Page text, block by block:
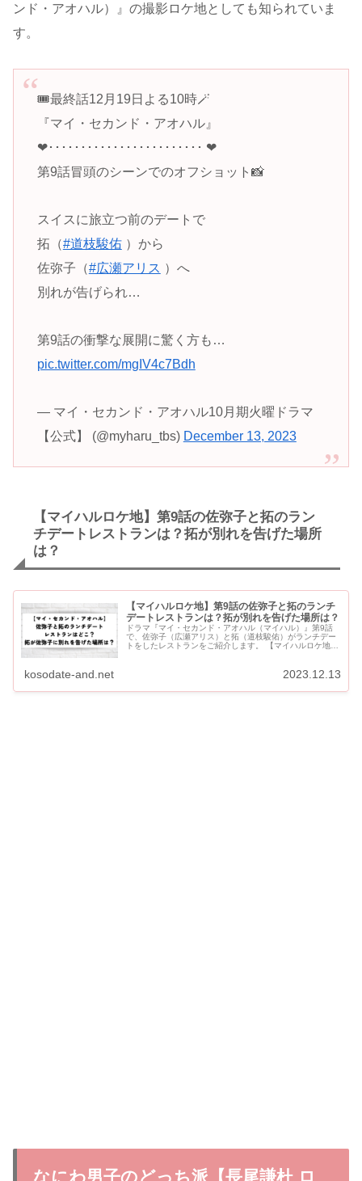
ンド・アオハル）』の撮影ロケ地としても知られていま
す。
🎟️最終話12月19日よる10時🪄
『マイ・セカンド・アオハル』
❤︎････････････････････････ ❤︎
第9話冒頭のシーンでのオフショット📸
スイスに旅立つ前のデートで
拓（#道枝駿佑）から
佐弥子（#広瀬アリス ）へ
別れが告げられ…
第9話の衝撃な展開に驚く方も…
pic.twitter.com/mgIV4c7Bdh
— マイ・セカンド・アオハル10月期火曜ドラマ
【公式】 (@myharu_tbs) December 13, 2023
【マイハルロケ地】第9話の佐弥子と拓のラン
チデートレストランは？拓が別れを告げた場所
は？
【マイハルロケ地】第9話の佐弥子と拓のランチ
デートレストランは？拓が別れを告げた場所は？
ドラマ『マイ・セカンド・アオハル（マイハル）』第9話
で、佐弥子（広瀬アリス）と拓（道枝駿佑）がランチデー
トをしたレストランをご紹介します。 【マイハルロケ地】
kosodate-and.net 2023.12.13
なにわ男子のどっち派【長尾謙杜 ロ